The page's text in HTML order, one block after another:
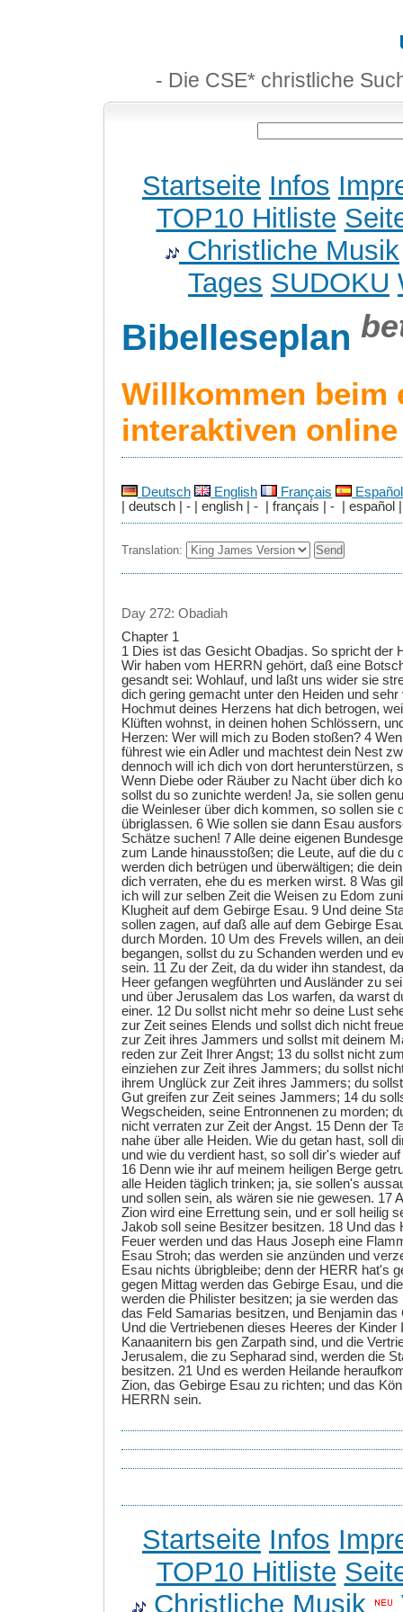
- Die CSE* christliche
Startseite Infos
TOP10 Hitliste
Christliche Musik
Tages SUDOKU
Bibelleseplan
Willkommen beim
interaktiven
Deutsch English Français
Español
| deutsch | - | english | - | français | - | español |
Translation:
Day 272: Obadiah
Chapter 1
1 Dies ist das Gesicht Obadjas. So spricht der
Wir haben vom HERRN gehört, daß eine
gesandt sei: Wohlauf, und laßt uns wider sie
dich gering gemacht unter den Heiden und
Hochmut deines Herzens hat dich betrogen,
Klüften wohnst, in deinen hohen Schlössern,
Herzen: Wer will mich zu Boden stoßen? 4
führest wie ein Adler und machtest dein Nest
dennoch will ich dich von dort herunterstürzen,
Wenn Diebe oder Räuber zu Nacht über dich
sollst du so zunichte werden! Ja, sie sollen
die Weinleser über dich kommen, so sollen sie
übriglassen. 6 Wie sollen sie dann Esau
Schätze suchen! 7 Alle deine eigenen
zum Lande hinausstoßen; die Leute, auf die du
werden dich betrügen und überwältigen; die
dich verraten, ehe du es merken wirst. 8 Was
ich will zur selben Zeit die Weisen zu Edom
Klugheit auf dem Gebirge Esau. 9 Und deine
sollen zagen, auf daß alle auf dem Gebirge
durch Morden. 10 Um des Frevels willen, an
begangen, sollst du zu Schanden werden und
sein. 11 Zu der Zeit, da du wider ihn standest,
Heer gefangen wegführten und Ausländer zu
und über Jerusalem das Los warfen, da warst
einer. 12 Du sollst nicht mehr so deine Lust
zur Zeit seines Elends und sollst dich nicht
zur Zeit ihres Jammers und sollst mit deinem
reden zur Zeit Ihrer Angst; 13 du sollst nicht
einziehen zur Zeit ihres Jammers; du sollst
ihrem Unglück zur Zeit ihres Jammers; du
Gut greifen zur Zeit seines Jammers; 14 du
Wegscheiden, seine Entronnenen zu morden;
nicht verraten zur Zeit der Angst. 15 Denn der
nahe über alle Heiden. Wie du getan hast, soll
und wie du verdient hast, so soll dir's wieder
16 Denn wie ihr auf meinem heiligen Berge
alle Heiden täglich trinken; ja, sie sollen's
und sollen sein, als wären sie nie gewesen. 17
Zion wird eine Errettung sein, und er soll heilig
Jakob soll seine Besitzer besitzen. 18 Und das
Feuer werden und das Haus Joseph eine
Esau Stroh; das werden sie anzünden und
Esau nichts übrigbleibe; denn der HERR hat's
gegen Mittag werden das Gebirge Esau, und
werden die Philister besitzen; ja sie werden
das Feld Samarias besitzen, und Benjamin das
Und die Vertriebenen dieses Heeres der Kinder
Kanaanitern bis gen Zarpath sind, und die
Jerusalem, die zu Sepharad sind, werden die
besitzen. 21 Und es werden Heilande
Zion, das Gebirge Esau zu richten; und das
HERRN sein.
Startseite Infos
TOP10 Hitliste
Christliche Musik